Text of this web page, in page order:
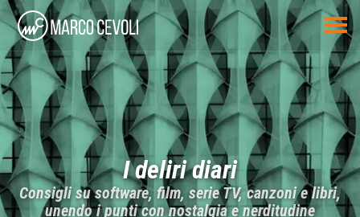
I deliri diari
Consigli su software, film, serie TV, canzoni e libri,
unendo i punti con nostalgia e nerditudine